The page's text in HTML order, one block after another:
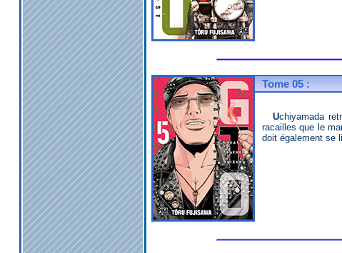
Tome 05 :
Uchiyamada retrouve enfin Shizuku, la petite amie que le musicien Ashura a abandonné en forêt. Ils doivent échapper aux
racailles que le
doit également se